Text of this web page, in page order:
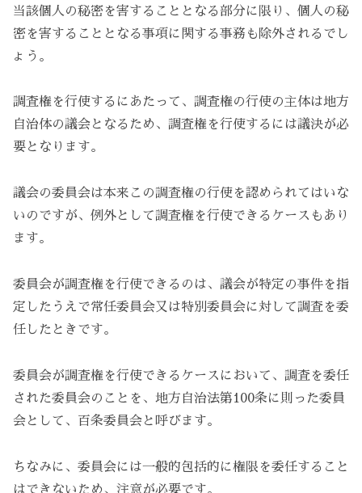
当該個人の秘密を害することとなる部分に限り、個人の秘
密を害することとなる事項に関する事務も除外されるでし
ょう。
調査権を行使するにあたって、調査権の行使の主体は地方
自治体の議会となるため、調査権を行使するには議決が必
要となります。
議会の委員会は本来この調査権の行使を認められてはいな
いのですが、例外として調査権を行使できるケースもあり
ます。
委員会が調査権を行使できるのは、議会が特定の事件を指
定したうえで常任委員会又は特別委員会に対して調査を委
任したときです。
委員会が調査権を行使できるケースにおいて、調査を委任
された委員会のことを、地方自治法第100条に則った委員
会として、百条委員会と呼びます。
ちなみに、委員会には一般的包括的に権限を委任すること
はできないため、注意が必要です。